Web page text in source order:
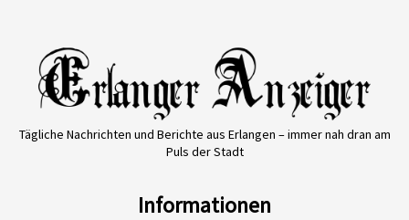
Tägliche Nachrichten und Berichte aus Erlangen – immer nah dran am
Puls der Stadt
Informationen